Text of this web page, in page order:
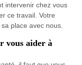
intervenir chez vous
ce travail. Votre
place avec nous.
vous aider à